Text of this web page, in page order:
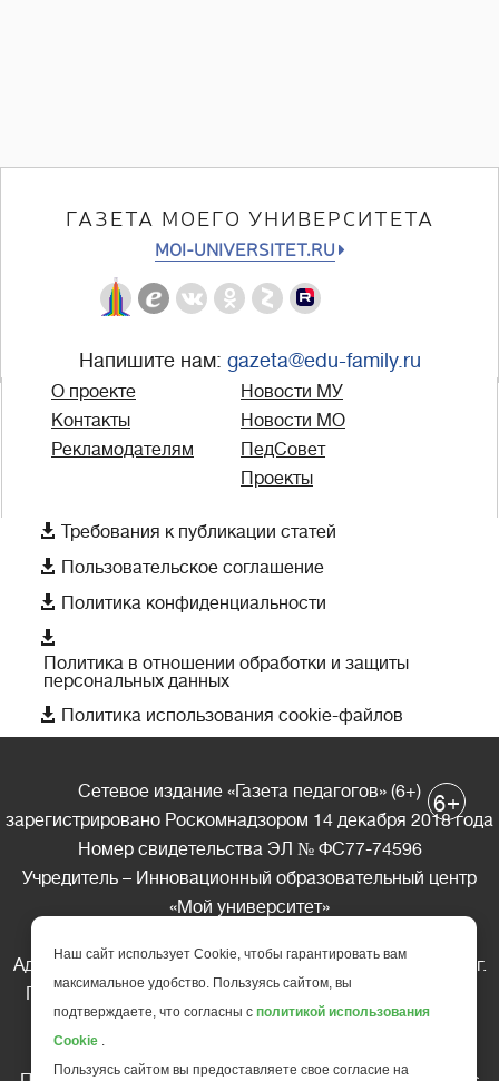
ГАЗЕТА МОЕГО УНИВЕРСИТЕТА
MOI-UNIVERSITET.RU
Напишите нам: gazeta@edu-family.ru
О проекте
Контакты
Рекламодателям
Новости МУ
Новости МО
ПедСовет
Проекты
 Требования к публикации статей
 Пользовательское соглашение
 Политика конфиденциальности

Политика в отношении обработки и защиты
персональных данных
 Политика использования cookie-файлов
Сетевое издание «Газета педагогов» (6+)
зарегистрировано Роскомнадзором 14 декабря 2018 года
Номер свидетельства ЭЛ № ФС77-74596
Учредитель – Инновационный образовательный центр
«Мой университет»
Адрес редакции: 185035 Россия, Республика Карелия, г.
Петрозаводск, ул. Фридриха Энгельса д.10, офис 211
Телефон редакции: +7 (499) 685-10-45
6+
Наш сайт использует Cookie, чтобы гарантировать вам
максимальное удобство. Пользуясь сайтом, вы
подтверждаете, что согласны с политикой использования
Cookie .
Пользуясь сайтом вы предоставляете свое согласие на